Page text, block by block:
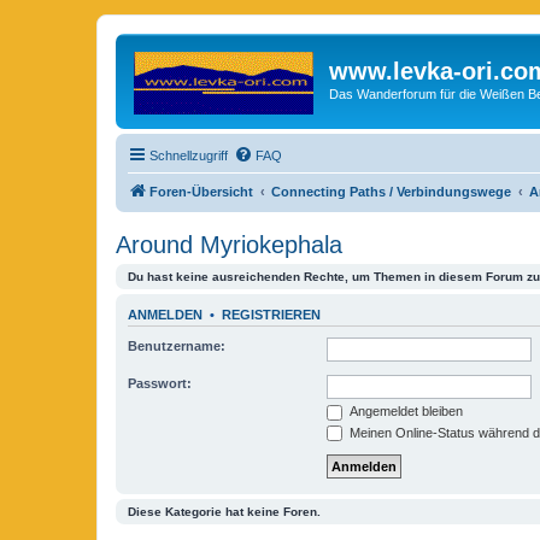
www.levka-
Das Wanderforum für die Weißen
Schnellzugriff FAQ
Foren-Übersicht Connecting Paths / Verbindungswege
Around Myriokephala
Du hast keine ausreichenden Rechte, um Themen in diesem Forum
ANMELDEN • REGISTRIEREN
Benutzername:
Passwort:
Angemeldet bleiben
Meinen Online-Status während
Diese Kategorie hat keine Foren.